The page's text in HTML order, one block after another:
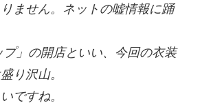
ません。ネットの嘘情報に踊
」の開店といい、今回の衣装
り沢山。
ですね。